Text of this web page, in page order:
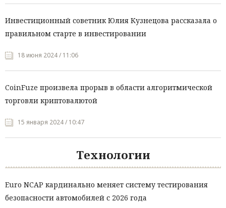
Инвестиционный советник Юлия Кузнецова рассказала о
правильном старте в инвестировании
18 июня 2024 / 11:06
CoinFuze произвела прорыв в области алгоритмической
торговли криптовалютой
15 января 2024 / 10:47
Технологии
Euro NCAP кардинально меняет систему тестирования
безопасности автомобилей с 2026 года